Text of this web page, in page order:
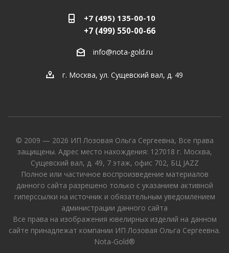
+7 (495) 135-00-10
+7 (499) 550-00-66
info@nota-gold.ru
г. Москва, ул. Сущевский вал, д. 49
© 2009 — 2026 ИП Лозовая Ольга Сергеевна, Все права
защищены. Адрес место нахождения: 127018 г. Москва,
Сущевский вал, д. 49, 7 этаж, офис 702, БЦ JAZZ
Полное или частичное воспроизведение материалов
данного сайта разрешено только с указанием активной
гиперссылки на источник и обязательным уведомлением
администрации данного сайта
Все права на изображения ювелирных изделий на данном
сайте принадлежат компании ИП Лозовая Ольга Сергеевна.
Nota-Gold®